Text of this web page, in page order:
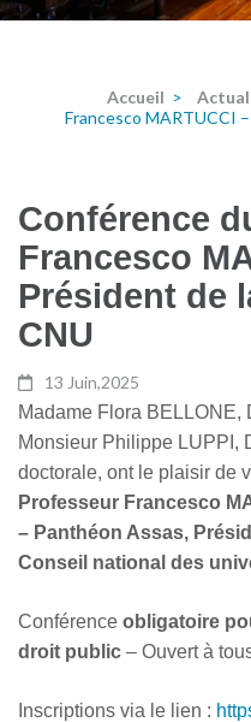
Accueil >
Francesco MARTUCCI
Conférence
Francesco
Président de
CNU
13 Juin,2025
Madame Flora BELLONE,
Monsieur Philippe LUPPI,
doctorale, ont le plaisir de
Professeur Francesco
– Panthéon Assas,
Conseil national des
Conférence obligatoire
droit public – Ouvert à
Inscriptions via le lien :